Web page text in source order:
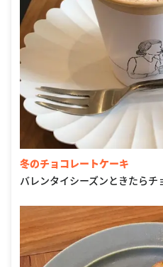
冬のチョコレートケーキ
バレンタイシーズンときたらチ